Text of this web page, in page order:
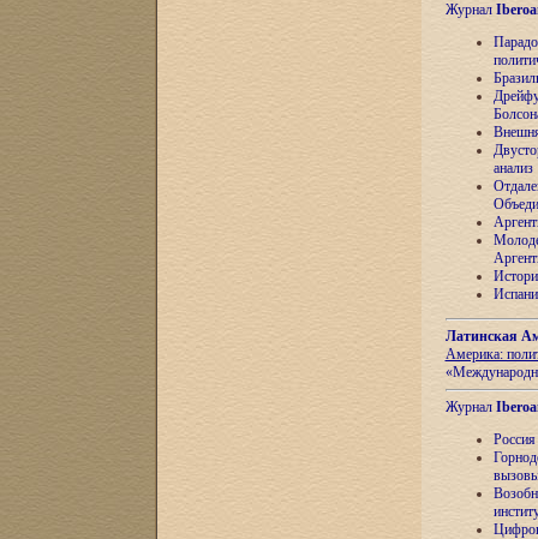
Журнал
анализ
Латинская
Америка:
Журнал